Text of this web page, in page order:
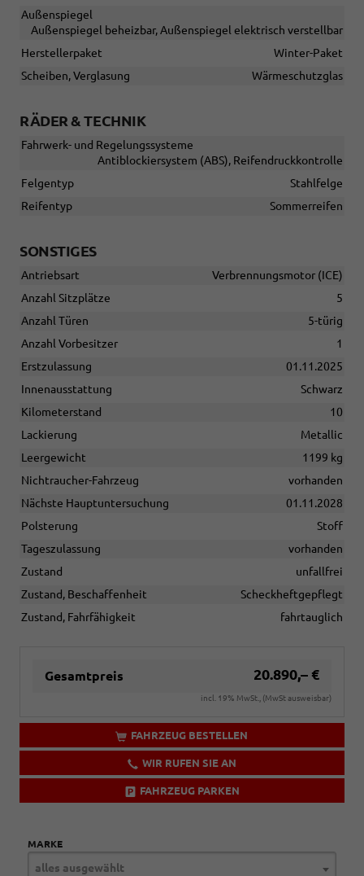
Außenspiegel
Außenspiegel beheizbar, Außenspiegel elektrisch verstellbar
Herstellerpaket
Winter-Paket
Scheiben, Verglasung
Wärmeschutzglas
RÄDER & TECHNIK
Fahrwerk- und Regelungssysteme
Antiblockiersystem (ABS), Reifendruckkontrolle
Felgentyp
Stahlfelge
Reifentyp
Sommerreifen
SONSTIGES
Antriebsart
Verbrennungsmotor (ICE)
Anzahl Sitzplätze
5
Anzahl Türen
5-türig
Anzahl Vorbesitzer
1
Erstzulassung
01.11.2025
Innenausstattung
Schwarz
Kilometerstand
10
Lackierung
Metallic
Leergewicht
1199 kg
Nichtraucher-Fahrzeug
vorhanden
Nächste Hauptuntersuchung
01.11.2028
Polsterung
Stoff
Tageszulassung
vorhanden
Zustand
unfallfrei
Zustand, Beschaffenheit
Scheckheftgepflegt
Zustand, Fahrfähigkeit
fahrtauglich
Gesamtpreis 20.890,– €
incl. 19% MwSt., (MwSt ausweisbar)
FAHRZEUG BESTELLEN
WIR RUFEN SIE AN
FAHRZEUG PARKEN
MARKE
alles ausgewählt